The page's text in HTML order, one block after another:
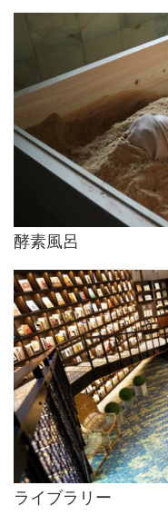
酵素風呂
ライブラリー